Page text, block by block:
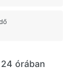
órában